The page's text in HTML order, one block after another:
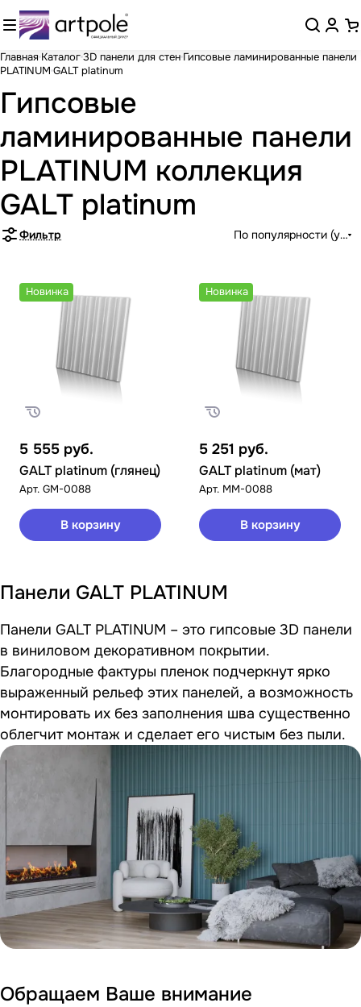
Главная Каталог3D панели для стен Гипсовые ламинированные панели
PLATINUM GALT platinum
Гипсовые
ламинированные панели
PLATINUM коллекция
GALT platinum
Фильтр По популярности
Новинка
5 555 руб.
GALT platinum (глянец)
Арт. GM-0088
В корзину
Новинка
5 251 руб.
GALT platinum (мат)
Арт. MM-0088
В корзину
Панели GALT PLATINUM
Панели GALT PLATINUM – это гипсовые 3D панели
в виниловом декоративном покрытии.
Благородные фактуры пленок подчеркнут ярко
выраженный рельеф этих панелей, а возможность
монтировать их без заполнения шва существенно
облегчит монтаж и сделает его чистым без пыли.
Обращаем Ваше внимание